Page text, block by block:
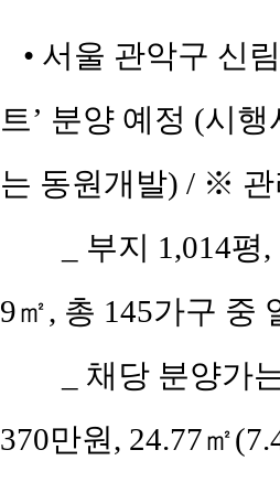
• 서울 관악구 신
트’ 분양 예정 (시
는 동원개발) / ※
_ 부지 1,014
9㎡, 총 145가구 중
_ 채당 분양가
370만원, 24.77㎡